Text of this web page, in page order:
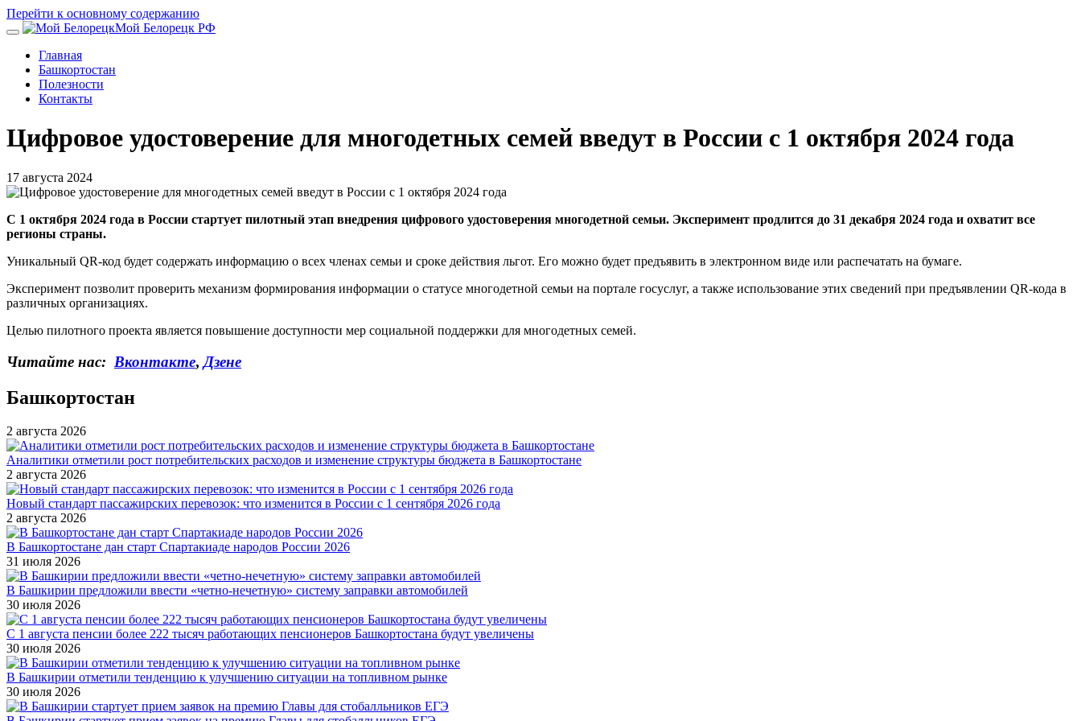
Перейти к основному содержанию
Мой Белорецк РФ
Главная
Башкортостан
Полезности
Контакты
Цифровое удостоверение для многодетных семей введут в России с 1 октября 2024 года
17 августа 2024
С 1 октября 2024 года в России стартует пилотный этап внедрения цифрового удостоверения многодетной семьи. Эксперимент продлится до 31 декабря 2024 года и охватит все
регионы страны.
Уникальный QR-код будет содержать информацию о всех членах семьи и сроке действия льгот. Его можно будет предъявить в электронном виде или распечатать на бумаге.
Эксперимент позволит проверить механизм формирования информации о статусе многодетной семьи на портале госуслуг, а также использование этих сведений при предъявлении QR-кода в
различных организациях.
Целью пилотного проекта является повышение доступности мер социальной поддержки для многодетных семей.
Читайте нас: Вконтакте, Дзене
Башкортостан
2 августа 2026
Аналитики отметили рост потребительских расходов и изменение структуры бюджета в Башкортостане
2 августа 2026
Новый стандарт пассажирских перевозок: что изменится в России с 1 сентября 2026 года
2 августа 2026
В Башкортостане дан старт Спартакиаде народов России 2026
31 июля 2026
В Башкирии предложили ввести «четно-нечетную» систему заправки автомобилей
30 июля 2026
С 1 августа пенсии более 222 тысяч работающих пенсионеров Башкортостана будут увеличены
30 июля 2026
В Башкирии отметили тенденцию к улучшению ситуации на топливном рынке
30 июля 2026